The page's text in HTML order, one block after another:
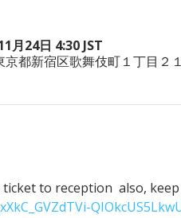
月24日 4:30 JST
都新宿区歌舞伎町１丁目２
to reception  also,